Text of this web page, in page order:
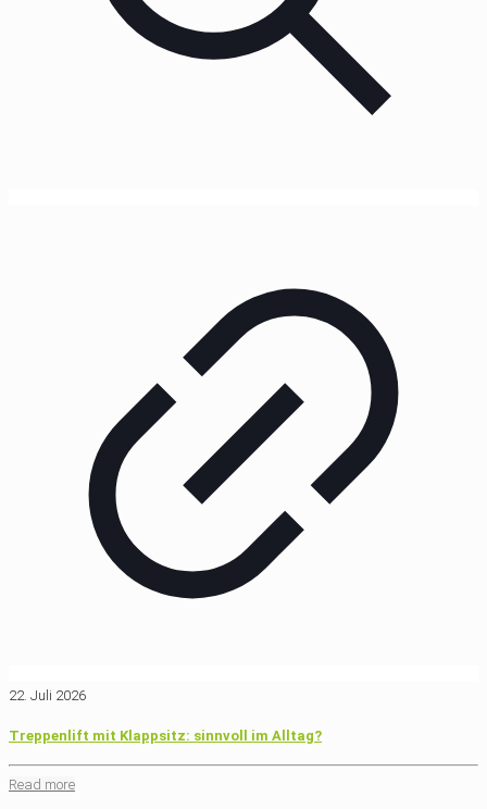
22. Juli 2026
Treppenlift mit Klappsitz: sinnvoll im Alltag?
Read more